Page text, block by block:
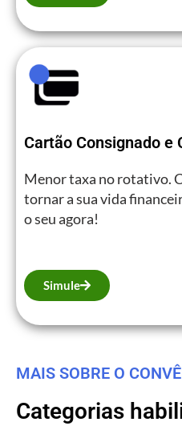
Cartão Consignado e
Menor taxa no rotativo.
tornar a sua vida
o seu agora!
Simule
MAIS SOBRE O
Categorias